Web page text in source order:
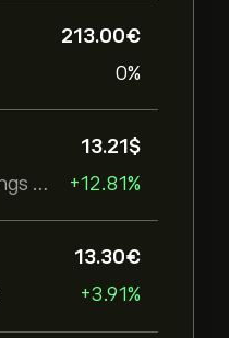
213.00‎€‎
0%
DoubleVerify Holdings Inc
13.21‎$‎
+12.81%
13.30‎€‎
+3.91%